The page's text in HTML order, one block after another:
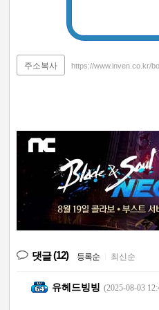
주소복사 https://www.inven.co.kr/
댓글(12) 등록순 최신순
유헤드빙빙 (2025-08-03